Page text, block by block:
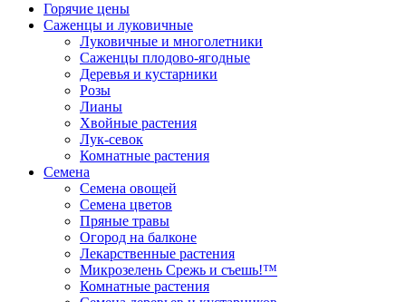
Горячие цены
Саженцы и луковичные
Луковичные и многолетники
Саженцы плодово-ягодные
Деревья и кустарники
Розы
Лианы
Хвойные растения
Лук-севок
Комнатные растения
Семена
Семена овощей
Семена цветов
Пряные травы
Огород на балконе
Лекарственные растения
Микрозелень Срежь и съешь!™
Комнатные растения